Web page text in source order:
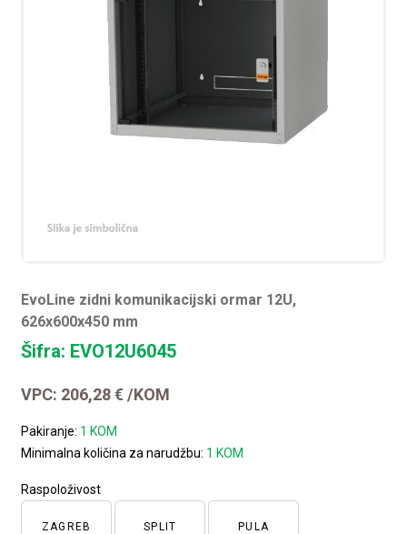
EvoLine zidni komunikacijski ormar 12U,
626x600x450 mm
Šifra: EVO12U6045
VPC: 206,28€ /KOM
Pakiranje: 1 KOM
Minimalna količina za narudžbu: 1 KOM
Raspoloživost
ZAGREB SPLIT PULA